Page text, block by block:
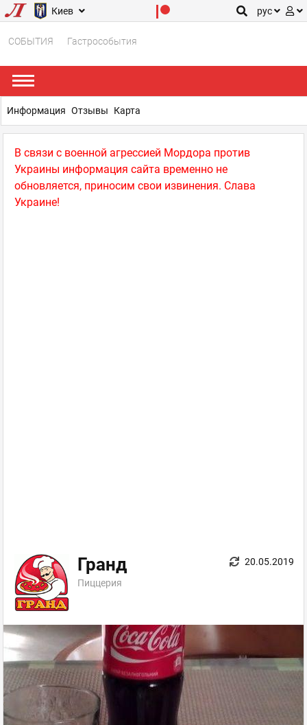
Киев рус
СОБЫТИЯ Гастрособытия
В связи с военной агрессией Мордора против
Украины информация сайта временно не
обновляется, приносим свои извинения. Слава
Украине!
Гранд
Пиццерия
20.05.2019
Информация Отзывы Карта